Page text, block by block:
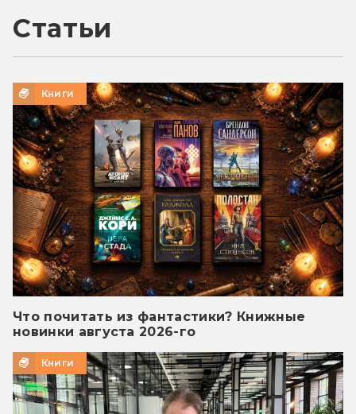
Статьи
Книги
Что почитать из фантастики? Книжные
новинки августа 2026-го
Книги